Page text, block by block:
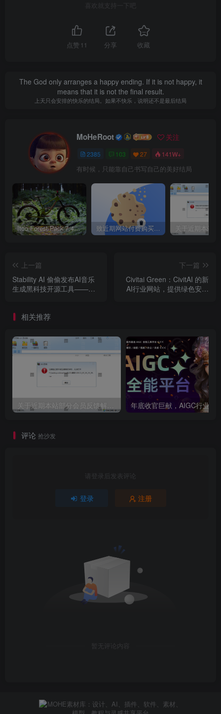
喜欢就支持一下吧
点赞 11 分享 收藏
The God only arranges a happy ending. If it is not happy, it
means that it is not the final result.
上天只会安排的快乐的结局。如果不快乐，说明还不是最后结局
MoHeRoot 关注
2385 103 27 141W+
有时候，只能靠自己书写自己的美好结局
Itoo Forest Pack 7.4.20 森林插件 For 3DSMAX 2014 ~ 2023 汉化永久版 致近期网站付费购买资源及会员用户后，网页显示依然没有购买解决方法！
上一篇
Stability AI 偷偷发布AI音乐
生成黑科技开源工具——
下一篇
Civitai Green：CivitAI 的新
AI行业网站，提供绿色安全
相关推荐
关于近期本站部分会员反馈解压文件解压到一半失败出错的说明
评论 抢沙发
请登录后发表评论
登录 注册
暂无评论内容